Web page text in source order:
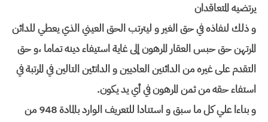
يرتضيه المتعاقدان
و ذلك لنفاذه في حق الغير و ليترتب الحق العيني الذي يعطي للدائن
المرتهن حق حبس العقار المرهون إلى غاية استيفاء دينه تماما ،و حق
التقدم على غيره من الدائنين العاديين و الداتئين التالين في المرتبة في
استفاء حقه من ثمن المرهون في أي يد يكون.
و بناءا علي كل ما سبق و استنادا للتعريف الوارد بالمادة 948 من